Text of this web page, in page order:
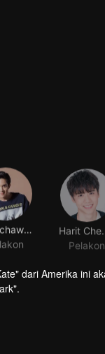
Pelakon
dari Amerika ini